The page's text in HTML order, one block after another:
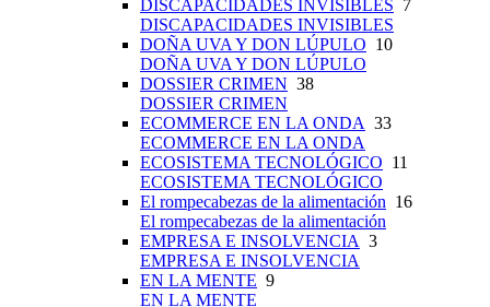
DISCAPACIDADES INVISIBLES 7
DISCAPACIDADES INVISIBLES
DOÑA UVA Y DON LÚPULO 10
DOÑA UVA Y DON LÚPULO
DOSSIER CRIMEN 38
DOSSIER CRIMEN
ECOMMERCE EN LA ONDA 33
ECOMMERCE EN LA ONDA
ECOSISTEMA TECNOLÓGICO 11
ECOSISTEMA TECNOLÓGICO
El rompecabezas de la alimentación 16
El rompecabezas de la alimentación
EMPRESA E INSOLVENCIA 3
EMPRESA E INSOLVENCIA
EN LA MENTE 9
EN LA MENTE